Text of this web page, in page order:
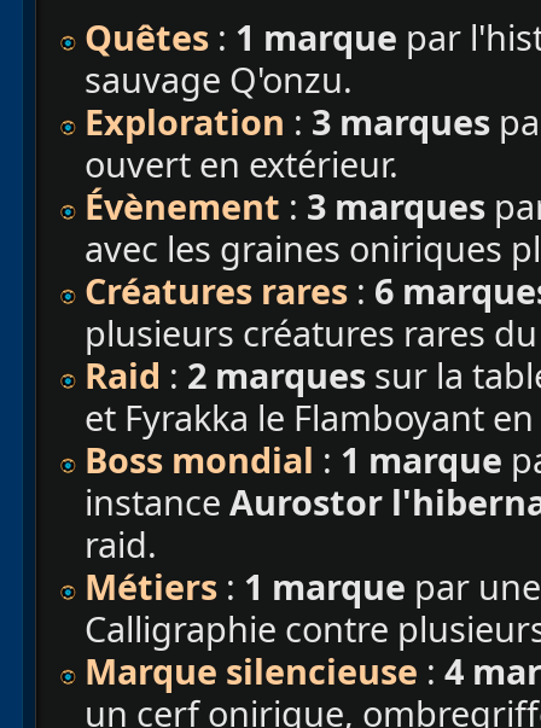
Quêtes : 1 marque par
sauvage Q'onzu.
Exploration : 3 marques
ouvert en extérieur.
Évènement : 3 marques
avec les graines oniriques
Créatures rares : 6
plusieurs créatures rares
Raid : 2 marques sur la
et Fyrakka le Flamboyant
Boss mondial : 1 marque
instance Aurostor
raid.
Métiers : 1 marque par
Calligraphie contre
Marque silencieuse : 4
un cerf onirique,